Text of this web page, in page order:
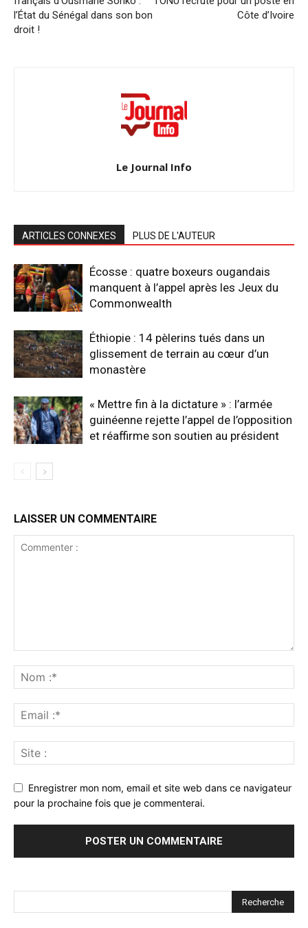
l’État du Sénégal dans son bon
droit !
Côte d’Ivoire
Le Journal Info
ARTICLES CONNEXES PLUS DE L'AUTEUR
Écosse : quatre boxeurs ougandais
manquent à l’appel après les Jeux du
Commonwealth
Éthiopie : 14 pèlerins tués dans un
glissement de terrain au cœur d’un
monastère
« Mettre fin à la dictature » : l’armée
guinéenne rejette l’appel de l’opposition
et réaffirme son soutien au président
LAISSER UN COMMENTAIRE
Enregistrer mon nom, email et site web dans ce navigateur
pour la prochaine fois que je commenterai.